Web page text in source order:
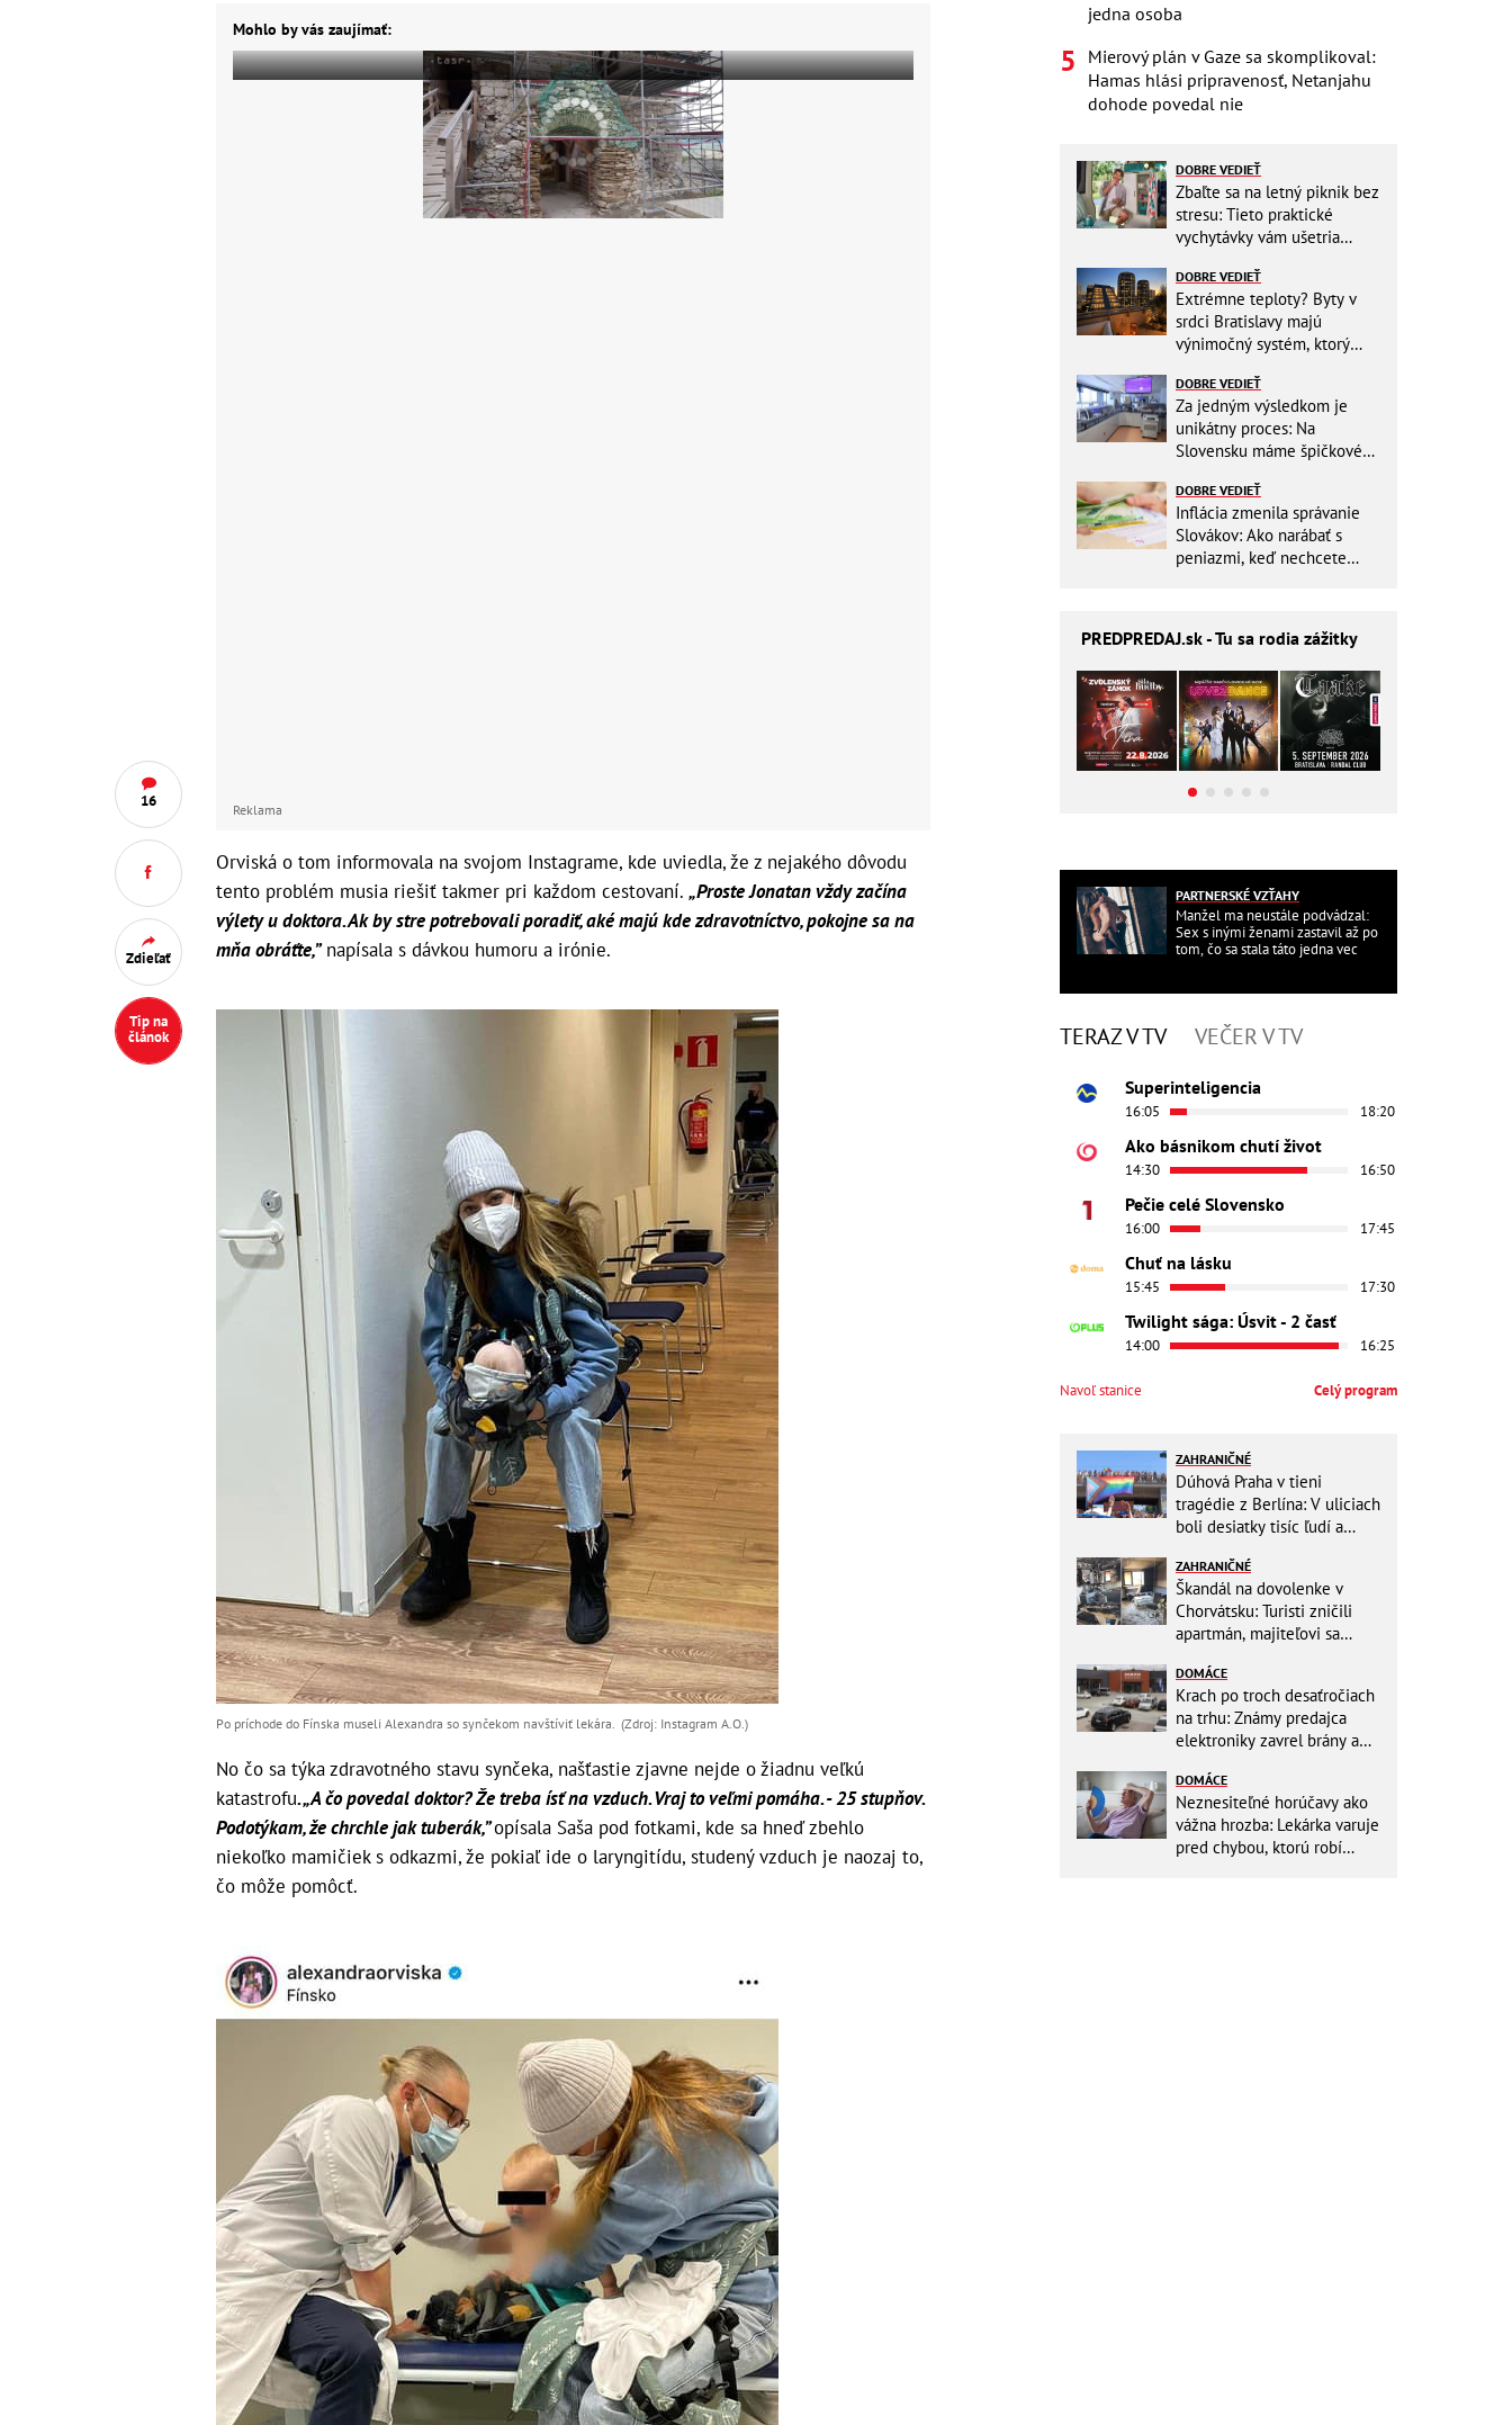
16
Zdieľať
Tip na
článok
Mohlo by vás zaujímať:
Reklama
Orviská o tom informovala na svojom Instagrame, kde uviedla, že z nejakého dôvodu
tento problém musia riešiť takmer pri každom cestovaní. „Proste Jonatan vždy začína
výlety u doktora. Ak by stre potrebovali poradiť, aké majú kde zdravotníctvo, pokojne sa na
mňa obráťte,”napísala s dávkou humoru a irónie.
Po príchode do Fínska museli Alexandra so synčekom navštíviť lekára. (Zdroj: Instagram A.O.)
No čo sa týka zdravotného stavu synčeka, našťastie zjavne nejde o žiadnu veľkú
katastrofu. „A čo povedal doktor? Že treba ísť na vzduch. Vraj to veľmi pomáha. - 25 stupňov.
Podotýkam, že chrchle jak tuberák,”opísala Saša pod fotkami, kde sa hneď zbehlo
niekoľko mamičiek s odkazmi, že pokiaľ ide o laryngitídu, studený vzduch je naozaj to,
čo môže pomôcť.
jedna osoba
Mierový plán v Gaze sa skomplikoval:
Hamas hlási pripravenosť, Netanjahu
dohode povedal nie
DOBRE VEDIEŤ
Zbaľte sa na letný piknik bez
stresu: Tieto praktické
vychytávky vám ušetria
DOBRE VEDIEŤ
Extrémne teploty? Byty v
srdci Bratislavy majú
výnimočný systém, ktorý
DOBRE VEDIEŤ
Za jedným výsledkom je
unikátny proces: Na
Slovensku máme špičkové
DOBRE VEDIEŤ
Inflácia zmenila správanie
Slovákov: Ako narábať s
peniazmi, keď nechcete
PREDPREDAJ.sk - Tu sa rodia zážitky
PARTNERSKÉ VZŤAHY
Manžel ma neustále podvádzal:
Sex s inými ženami zastavil až po
tom, čo sa stala táto jedna vec
TERAZ V TV VEČER V TV
Superinteligencia
16:05 18:20
Ako básnikom chutí život
14:30 16:50
Pečie celé Slovensko
16:00 17:45
Chuť na lásku
15:45 17:30
Twilight sága: Úsvit - 2 časť
14:00 16:25
Navoľ stanice Celý program
ZAHRANIČNÉ
Dúhová Praha v tieni
tragédie z Berlína: V uliciach
boli desiatky tisíc ľudí a
ZAHRANIČNÉ
Škandál na dovolenke v
Chorvátsku: Turisti zničili
apartmán, majiteľovi sa
preplatiť hotel
DOMÁCE
Krach po troch desaťročiach
na trhu: Známy predajca
elektroniky zavrel brány a
DOMÁCE
Neznesiteľné horúčavy ako
vážna hrozba: Lekárka varuje
pred chybou, ktorú robí